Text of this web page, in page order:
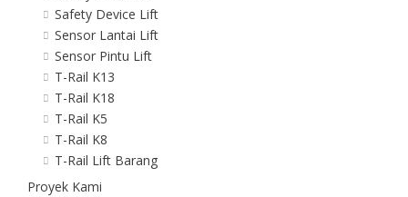
Safety Device Lift
Sensor Lantai Lift
Sensor Pintu Lift
T-Rail K13
T-Rail K18
T-Rail K5
T-Rail K8
T-Rail Lift Barang
Proyek Kami